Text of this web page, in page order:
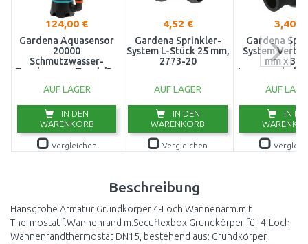
124,00 €
Gardena Aquasensor
20000
Schmutzwasser-
Tauchpumpe,Tauch/Druckpumpe
9044-20
AUF LAGER
IN DEN
WARENKORB
Vergleichen
4,52 €
Gardena Sprinkler-
System L-Stück 25 mm,
2773-20
AUF LAGER
IN DEN
WARENKORB
Vergleichen
3,40 €
Gardena
System
mm x 3/
Innengewinde
AUF
IN
Beschreibung
Hansgrohe Armatur Grundkörper 4-Loch Wannenarm.mit
Thermostat f.Wannenrand m.Secuflexbox Grundkörper für 4-Loch
Wannenrandthermostat DN15, bestehend aus: Grundkörper,